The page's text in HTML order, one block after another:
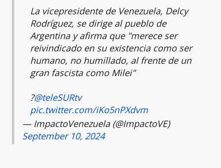
La vicepresidente de Venezuela, Delcy
Rodríguez, se dirige al pueblo de
Argentina y afirma que "merece ser
reivindicado en su existencia como ser
humano, no humillado, al frente de un
gran fascista como Milei"
?@teleSURtv
pic.twitter.com/iKo5nPXdvm
— ImpactoVenezuela (@ImpactoVE)
September 10, 2024